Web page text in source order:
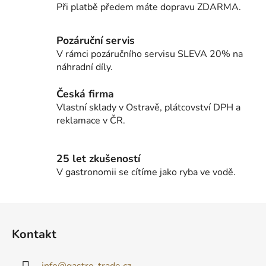
p
v
k
p
Při platbě předem máte dopravu ZDARMA.
Pozáruční servis
V rámci pozáručního servisu SLEVA 20% na
náhradní díly.
Česká firma
Vlastní sklady v Ostravě, plátcovství DPH a
reklamace v ČR.
25 let zkušeností
V gastronomii se cítíme jako ryba ve vodě.
Kontakt